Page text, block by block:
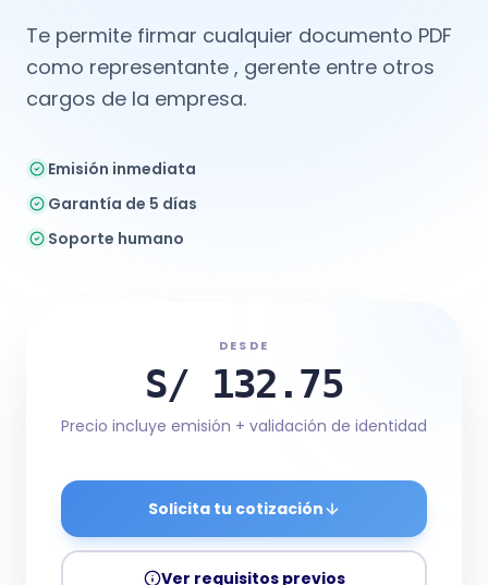
Te permite firmar cualquier documento PDF
como representante , gerente entre otros
cargos de la empresa.
Emisión inmediata
Garantía de 5 días
Soporte humano
DESDE
S/ 132.75
Precio incluye emisión + validación de identidad
Solicita tu cotización
Ver requisitos previos